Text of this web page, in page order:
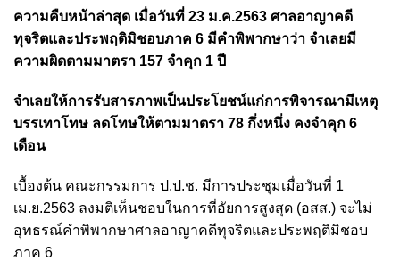
ความคืบหน้าล่าสุด เมื่อวันที่ 23 ม.ค.2563 ศาลอาญาคดี
ทุจริตและประพฤติมิชอบภาค 6 มีคำพิพากษาว่า จำเลยมี
ความผิดตามมาตรา 157 จำคุก 1 ปี
จำเลยให้การรับสารภาพเป็นประโยชน์แก่การพิจารณามีเหตุ
บรรเทาโทษ ลดโทษให้ตามมาตรา 78 กึ่งหนึ่ง คงจำคุก 6
เดือน
เบื้องต้น คณะกรรมการ ป.ป.ช. มีการประชุมเมื่อวันที่ 1
เม.ย.2563 ลงมติเห็นชอบในการที่อัยการสูงสุด (อสส.) จะไม่
อุทธรณ์คำพิพากษาศาลอาญาคดีทุจริตและประพฤติมิชอบ
ภาค 6